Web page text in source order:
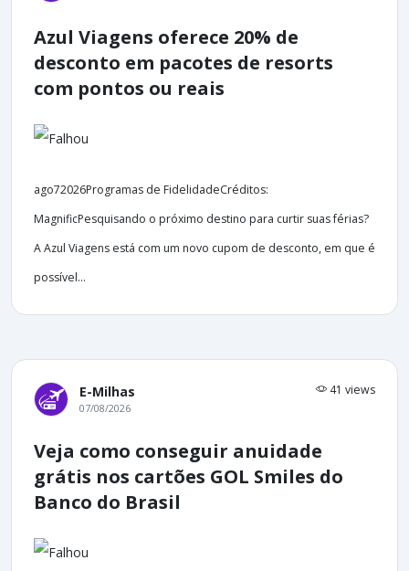
Azul Viagens oferece 20% de
desconto em pacotes de resorts
com pontos ou reais
ago72026Programas de FidelidadeCréditos:
MagnificPesquisando o próximo destino para curtir suas férias?
A Azul Viagens está com um novo cupom de desconto, em que é
possível...
E-Milhas 41 views
07/08/2026
Veja como conseguir anuidade
grátis nos cartões GOL Smiles do
Banco do Brasil